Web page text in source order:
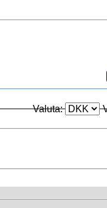
Valuta: